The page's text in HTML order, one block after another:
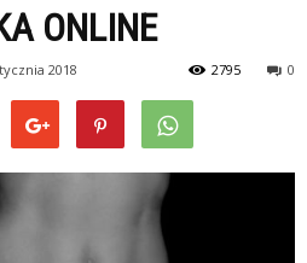
ONLINE
2018 0
2795